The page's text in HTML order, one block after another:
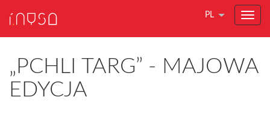
PL
„PCHLI TARG” - MAJOWA
EDYCJA